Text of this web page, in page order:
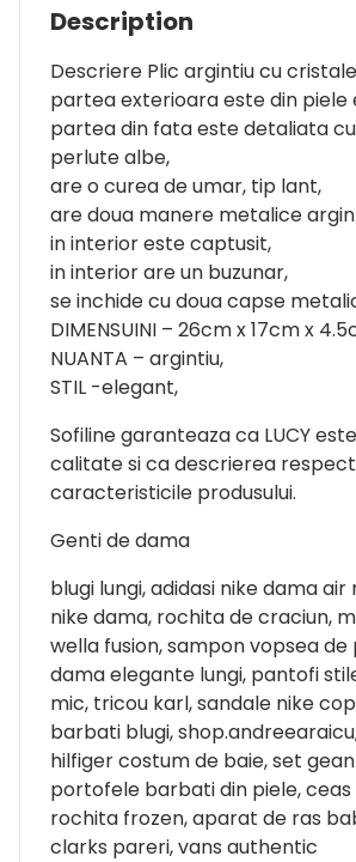
Description
Descriere Plic argintiu cu cristale
partea exterioara este din piele
partea din fata este detaliata
perlute albe,
are o curea de umar, tip lant,
are doua manere metalice
in interior este captusit,
in interior are un buzunar,
se inchide cu doua capse
DIMENSUINI – 26cm x 17cm x
NUANTA – argintiu,
STIL -elegant,
Sofiline garanteaza ca LUCY
calitate si ca descrierea
caracteristicile produsului.
Genti de dama
blugi lungi, adidasi nike dama
nike dama, rochita de craciun,
wella fusion, sampon vopsea de
dama elegante lungi, pantofi
mic, tricou karl, sandale nike
barbati blugi,
hilfiger costum de baie, set
portofele barbati din piele,
rochita frozen, aparat de ras
clarks pareri, vans authentic